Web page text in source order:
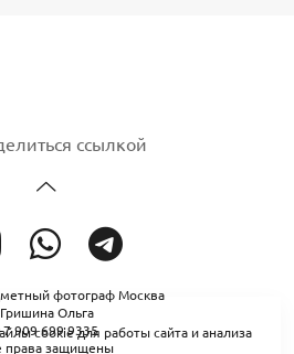
ссылкой
фотограф Москва
Гришина Ольга
909 699 9335
права защищены
cookie для работы сайта и анализа